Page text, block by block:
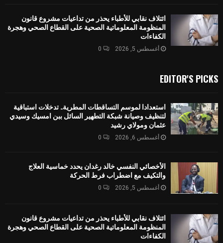
ائتلاف نقابي للأطباء يحذر من تداعيات مشروع قانون
المنظومة المعلوماتية الصحية على القطاع الصحي وهجرة
الكفاءات
أغسطس 5, 2026 0
EDITOR'S PICKS
استعدادا لموسم التساقطات المطرية.. تدخلات استباقية
لتنظيف وصيانة شبكة التطهير السائل ببن امسيك وسيدي
عثمان ومولاي رشيد
أغسطس 6, 2026 0
الأخصائي النفسي خالد رغدان يحدد خماسية العلاج
والتكيف مع اضطراب فرط الحركة
أغسطس 5, 2026 0
ائتلاف نقابي للأطباء يحذر من تداعيات مشروع قانون
المنظومة المعلوماتية الصحية على القطاع الصحي وهجرة
الكفاءات